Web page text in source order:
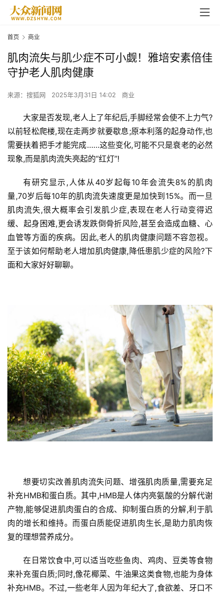
首页 商业
肌肉流失与肌少症不可小觑！雅培安素倍佳
守护老人肌肉健康
来源：搜狐网 2025年3月31日 14:02 商业
大家是否发现,老人上了年纪后,手脚经常会使不上力气?
以前轻松爬楼,现在走两步就要歇息;原本利落的起身动作,也
需要扶着把手才能完成……这些变化,可能不只是衰老的必然
现象,而是肌肉流失亮起的“红灯”!
有研究显示,人体从40岁起每10年会流失8%的肌肉
量,70岁后每10年的肌肉流失速度更是加快到15%。而一旦
肌肉流失,很大概率会引发肌少症,表现在老人行动变得迟
缓、起身困难,更会诱发跌倒骨折风险,甚至会造成血糖、心
血管等方面的疾病。因此,老人的肌肉健康问题不容忽视。
至于该如何帮助老人增加肌肉健康,降低患肌少症的风险?下
面和大家好好聊聊。
想要切实改善肌肉流失问题、增强肌肉质量,需要充足
补充HMB和蛋白质。其中,HMB是人体内亮氨酸的分解代谢
产物,能够促进肌肉蛋白的合成、抑制蛋白质的分解,利于肌
肉的增长和维持。而蛋白质能促进肌肉生长,是助力肌肉恢
复的理想营养成分。
在日常饮食中,可以适当吃些鱼肉、鸡肉、豆类等食物
来补充蛋白质;同时,像花椰菜、牛油果这类食物,也能为身体
补充HMB。不过,一些老年人因为年纪大了,食欲差、牙口不